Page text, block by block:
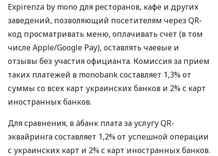
Expirenza by mono для ресторанов, кафе и других
заведений, позволяющий посетителям через QR-
код просматривать меню, оплачивать счет (в том
числе Apple/Google Pay), оставлять чаевые и
отзывы без участия официанта. Комиссия за прием
таких платежей в monobank составляет 1,3% от
суммы со всех карт украинских банков и 2% с карт
иностранных банков.
Для сравнения, в àбанк плата за услугу QR-
эквайринга составляет 1,2% от успешной операции
с украинских карт и 2% с карт иностранных банков.